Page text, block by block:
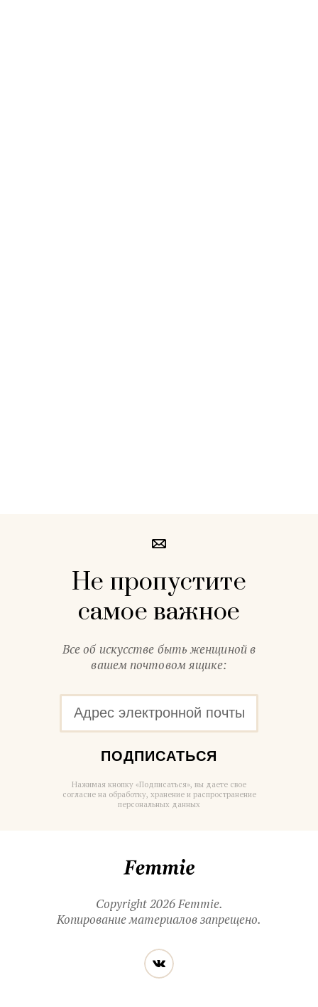
Не пропустите
самое важное
Все об искусстве быть женщиной в
вашем почтовом ящике:
ПОДПИСАТЬСЯ
Нажимая кнопку «Подписаться», вы даете свое
согласие на обработку, хранение и распространение
персональных данных
Copyright 2026 Femmie.
Копирование материалов запрещено.
Читайте
нас
в социальных